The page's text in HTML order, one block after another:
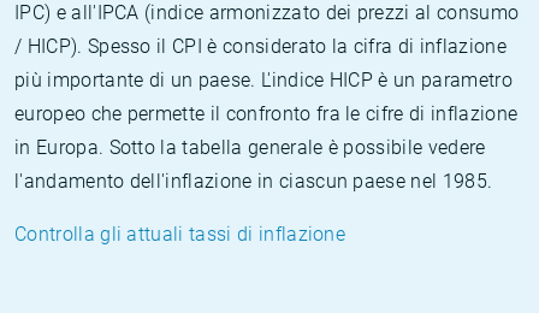
IPC) e all'IPCA (indice armonizzato dei prezzi al consumo
/ HICP). Spesso il CPI è considerato la cifra di inflazione
più importante di un paese. L'indice HICP è un parametro
europeo che permette il confronto fra le cifre di inflazione
in Europa. Sotto la tabella generale è possibile vedere
l'andamento dell'inflazione in ciascun paese nel 1985.
Controlla gli attuali tassi di inflazione